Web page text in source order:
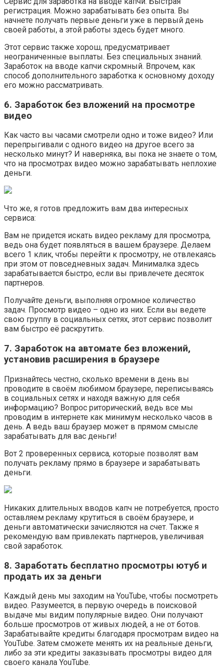
регистрация. Можно зарабатывать без опыта. Вы
начнете получать первые деньги уже в первый день
своей работы, а этой работы здесь будет много.
Этот сервис также хорош, предусматривает
неограниченные выплаты. Без специальных знаний.
Заработок на вводе капчи скромный. Впрочем, как
способ дополнительного заработка к основному доходу
его можно рассматривать.
6. Заработок без вложений на просмотре
видео
Как часто вы часами смотрели одно и тоже видео? Или
перепрыгивали с одного видео на другое всего за
несколько минут? И наверняка, вы пока не знаете о том,
что на просмотрах видео можно зарабатывать неплохие
деньги.
Что же, я готов предложить вам два интересных
сервиса:
Вам не придется искать видео рекламу для просмотра,
ведь она будет появляться в вашем браузере. Делаем
всего 1 клик, чтобы перейти к просмотру, не отвлекаясь
при этом от повседневных задач. Минималка здесь
зарабатывается быстро, если вы привлечете десяток
партнеров.
Получайте деньги, выполняя огромное количество
задач. Просмотр видео – одно из них. Если вы ведете
свою группу в социальных сетях, этот сервис позволит
вам быстро её раскрутить.
7. Заработок на автомате без вложений,
установив расширения в браузере
Признайтесь честно, сколько времени в день вы
проводите в своём любимом браузере, переписываясь
в социальных сетях и находя важную для себя
информацию? Вопрос риторический, ведь все мы
проводим в интернете как минимум несколько часов в
день. А ведь ваш браузер может в прямом смысле
зарабатывать для вас деньги!
Вот 2 проверенных сервиса, которые позволят вам
получать рекламу прямо в браузере и зарабатывать
деньги.
Никаких длительных вводов капч не потребуется, просто
оставляем рекламу крутиться в своём браузере, и
деньги автоматически зачисляются на счет. Также я
рекомендую вам привлекать партнеров, увеличивая
свой заработок.
8. Заработать бесплатно просмотры ютуб и
продать их за деньги
Каждый день мы заходим на YouTube, чтобы посмотреть
видео. Разумеется, в первую очередь в поисковой
выдаче мы видим популярные видео. Они получают
больше просмотров от живых людей, а не от ботов.
Зарабатывайте кредиты благодаря просмотрам видео на
YouTube. Затем сможете менять их на реальные деньги,
либо за эти кредиты заказывать просмотры видео для
своего канала YouTube.